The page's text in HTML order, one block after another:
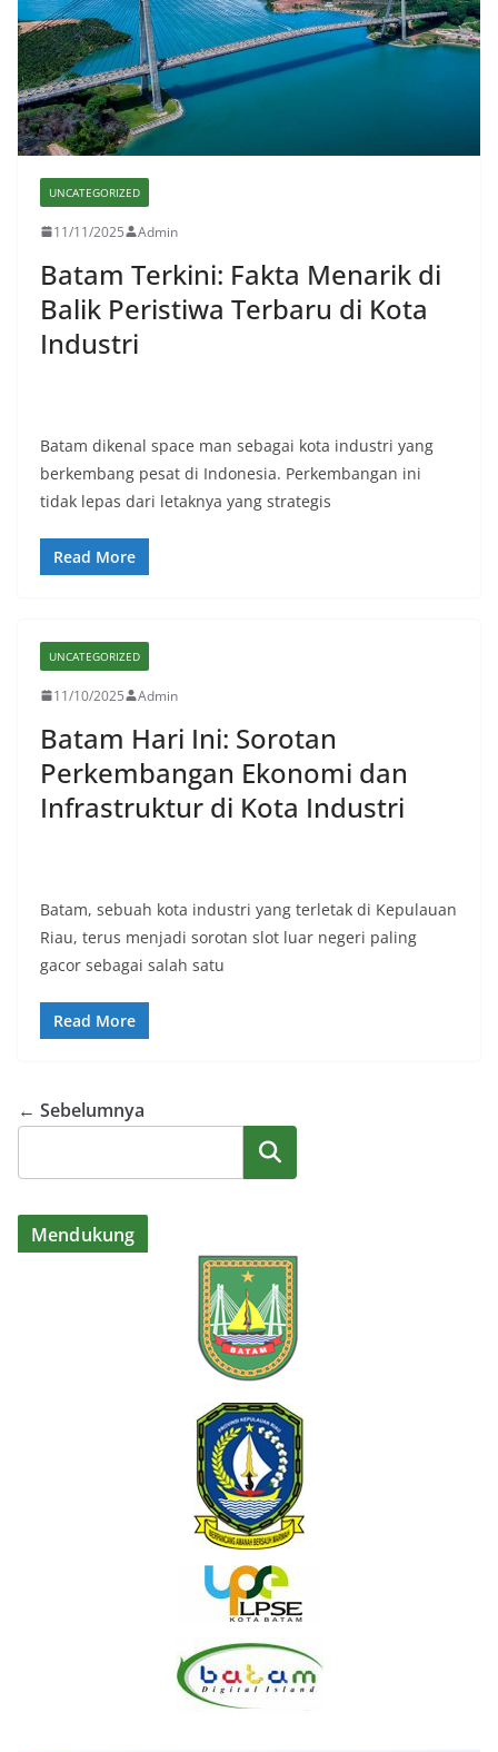
UNCATEGORIZED
11/11/2025 Admin
Batam Terkini: Fakta Menarik di
Balik Peristiwa Terbaru di Kota
Industri
Batam dikenal space man sebagai kota industri yang
berkembang pesat di Indonesia. Perkembangan ini
tidak lepas dari letaknya yang strategis
Read More
UNCATEGORIZED
11/10/2025 Admin
Batam Hari Ini: Sorotan
Perkembangan Ekonomi dan
Infrastruktur di Kota Industri
Batam, sebuah kota industri yang terletak di Kepulauan
Riau, terus menjadi sorotan slot luar negeri paling
gacor sebagai salah satu
Read More
← Sebelumnya
Cari
Mendukung